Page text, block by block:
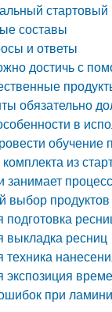
составы
и ответы
достичь с
обязательно
в
из
занимает
выбор продуктов
выкладка ресниц
экспозиция
при